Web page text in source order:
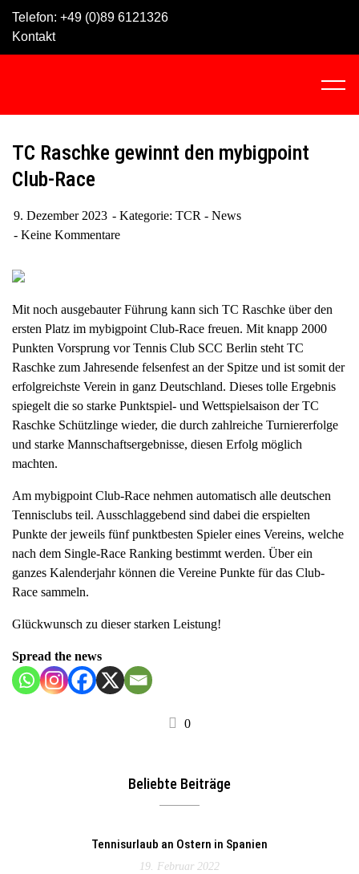
Telefon: +49 (0)89 6121326
Kontakt
C
g
i
n
TC Raschke gewinnt den mybigpoint
Club-Race
9. Dezember 2023 Kategorie: TCR - News
Keine Kommentare
Mit noch ausgebauter Führung kann sich TC Raschke über den
ersten Platz im mybigpoint Club-Race freuen. Mit knapp 2000
Punkten Vorsprung vor Tennis Club SCC Berlin steht TC
Raschke zum Jahresende felsenfest an der Spitze und ist somit der
erfolgreichste Verein in ganz Deutschland. Dieses tolle Ergebnis
spiegelt die so starke Punktspiel- und Wettspielsaison der TC
Raschke Schützlinge wieder, die durch zahlreiche Turniererfolge
und starke Mannschaftsergebnisse, diesen Erfolg möglich
machten.
Am mybigpoint Club-Race nehmen automatisch alle deutschen
Tennisclubs teil. Ausschlaggebend sind dabei die erspielten
Punkte der jeweils fünf punktbesten Spieler eines Vereins, welche
nach dem Single-Race Ranking bestimmt werden. Über ein
ganzes Kalenderjahr können die Vereine Punkte für das Club-
Race sammeln.
Glückwunsch zu dieser starken Leistung!
Spread the news
0
Beliebte Beiträge
Tennisurlaub an Ostern in Spanien
19. Februar 2022